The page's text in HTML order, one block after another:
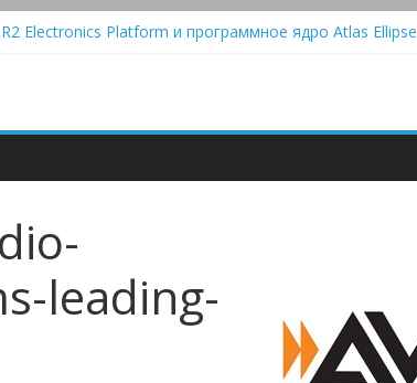
дополненный Bluetooth
Electronics Platform и программное ядро Atlas Ellipse
leading-